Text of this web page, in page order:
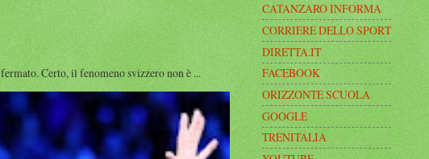
Certo, il fenomeno svizzero non è ...
CATANZARO INFORMA
CORRIERE DELLO SPORT
DIRETTA.IT
FACEBOOK
ORIZZONTE SCUOLA
GOOGLE
TRENITALIA